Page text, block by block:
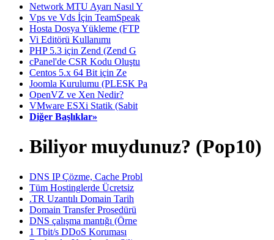
Network MTU Ayarı Nasıl Y
Vps ve Vds İçin TeamSpeak
Hosta Dosya Yükleme (FTP
Vi Editörü Kullanımı
PHP 5.3 için Zend (Zend G
cPanel'de CSR Kodu Oluştu
Centos 5.x 64 Bit için Ze
Joomla Kurulumu (PLESK Pa
OpenVZ ve Xen Nedir?
VMware ESXi Statik (Sabit
Diğer Başlıklar»
Biliyor muydunuz? (Pop10)
DNS IP Çözme, Cache Probl
Tüm Hostinglerde Ücretsiz
.TR Uzantılı Domain Tarih
Domain Transfer Prosedürü
DNS çalışma mantığı (Örne
1 Tbit/s DDoS Koruması